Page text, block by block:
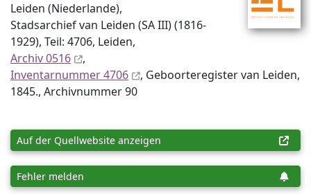
Leiden (Niederlande),
Stadsarchief van Leiden (SA III) (1816-
1929), Teil: 4706, Leiden,
Archiv 0516
,
Inventar­nummer 4706
, Geboorteregister van Leiden,
1845., Archiv­nummer 90
Auf der Quellwebsite anzeigen
Fehler melden